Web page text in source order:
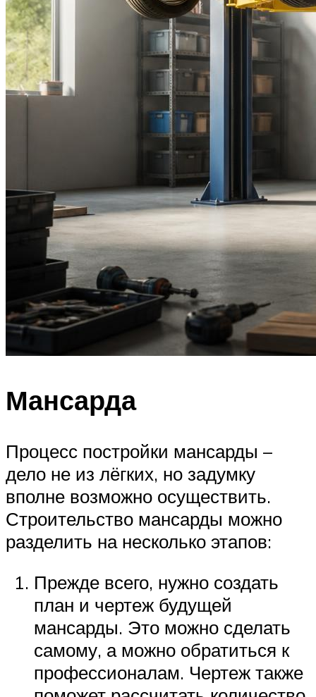
Мансарда
Процесс постройки мансарды –
дело не из лёгких, но задумку
вполне возможно осуществить.
Строительство мансарды можно
разделить на несколько этапов:
Прежде всего, нужно создать
план и чертеж будущей
мансарды. Это можно сделать
самому, а можно обратиться к
профессионалам. Чертеж также